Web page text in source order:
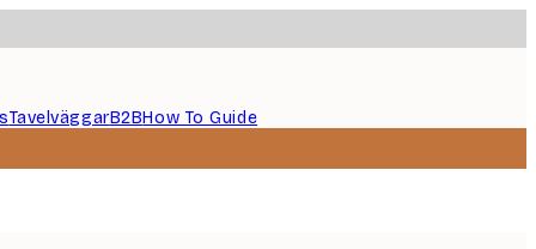
TavelväggarB2BHow To Guide